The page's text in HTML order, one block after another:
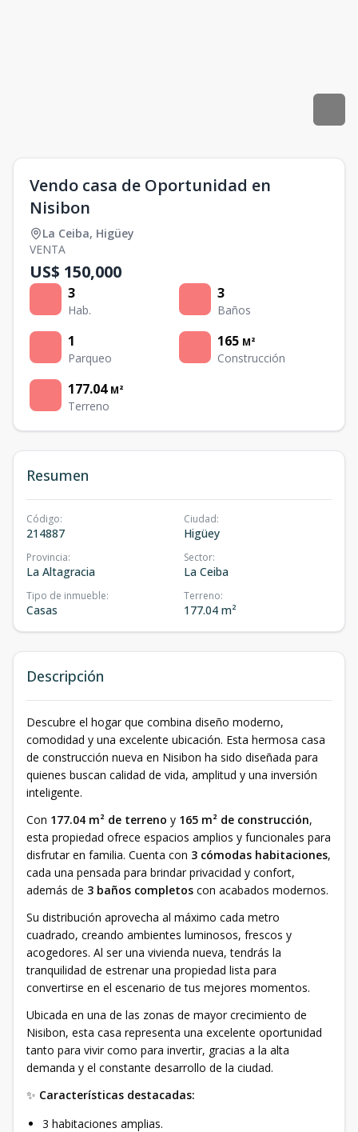
Vendo casa de Oportunidad en
Nisibon
La Ceiba, Higüey
VENTA
US$ 150,000
3
Hab.
3
Baños
1
Parqueo
165 M²
Construcción
177.04 M²
Terreno
Resumen
Código:
214887
Ciudad:
Higüey
Provincia:
La Altagracia
Sector:
La Ceiba
Tipo de inmueble:
Casas
Terreno:
177.04 m²
Descripción
Descubre el hogar que combina diseño moderno,
comodidad y una excelente ubicación. Esta hermosa casa
de construcción nueva en Nisibon ha sido diseñada para
quienes buscan calidad de vida, amplitud y una inversión
inteligente.
Con 177.04 m² de terreno y 165 m² de construcción,
esta propiedad ofrece espacios amplios y funcionales para
disfrutar en familia. Cuenta con 3 cómodas habitaciones,
cada una pensada para brindar privacidad y confort,
además de 3 baños completos con acabados modernos.
Su distribución aprovecha al máximo cada metro
cuadrado, creando ambientes luminosos, frescos y
acogedores. Al ser una vivienda nueva, tendrás la
tranquilidad de estrenar una propiedad lista para
convertirse en el escenario de tus mejores momentos.
Ubicada en una de las zonas de mayor crecimiento de
Nisibon, esta casa representa una excelente oportunidad
tanto para vivir como para invertir, gracias a la alta
demanda y el constante desarrollo de la ciudad.
✨ Características destacadas:
3 habitaciones amplias.